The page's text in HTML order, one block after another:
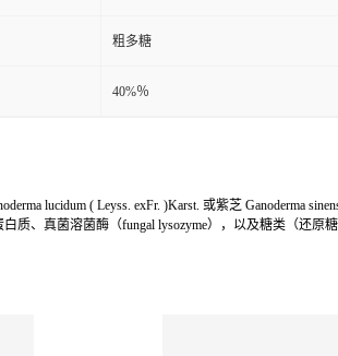
粗多糖
40%％
lucidum ( Leyss. exFr. )Karst. 或紫芝 Ganoderma
白质、真菌溶菌酶（fungal lysozyme），以及糖类（还原